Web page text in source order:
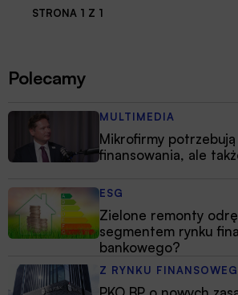
ponieważ raport Orange Insights
STRONA 1 Z 1
Polecamy
MULTIMEDIA
Mikrofirmy
finansowania, ale
ESG
Zielone remonty
segmentem rynku
bankowego?
Z RYNKU